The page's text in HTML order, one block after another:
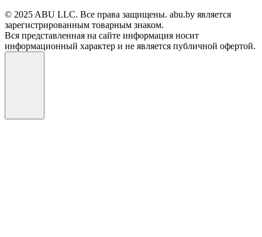
© 2025 ABU LLC. Все права защищены. abu.by является
зарегистрированным товарным знаком.
Вся представленная на сайте информация носит
информационный характер и не является публичной офертой.